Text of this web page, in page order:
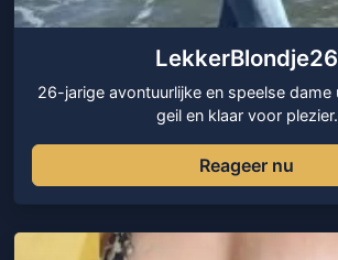
LekkerBlondje26
26-jarige avontuurlijke en speelse dame
geil en klaar voor plezier.
Reageer nu